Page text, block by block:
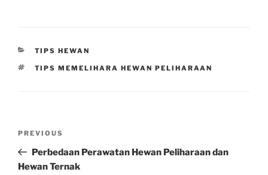
CATEGORIES
TIPS HEWAN
TAGS
TIPS MEMELIHARA HEWAN PELIHARAAN
Previous
Post
PREVIOUS
Perbedaan Perawatan Hewan Peliharaan dan
Hewan Ternak